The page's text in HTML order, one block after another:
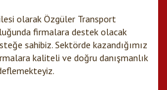
olarak Özgüler Transport
firmalara destek olacak
sahibiz. Sektörde kazandığımız
kaliteli ve doğru danışmanlık